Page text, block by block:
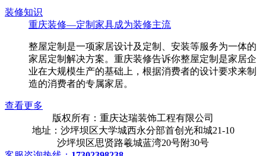
装修知识
重庆装修—定制家具成为装修主流
整屋定制是一项家居设计及定制、安装等服务为一体的
家居定制解决方案。重庆装修告诉你整屋定制是家居企
业在大规模生产的基础上，根据消费者的设计要求来制
造的消费者的专属家居。
查看更多
版权所有：重庆达瑞装饰工程有限公司
地址：沙坪坝区大学城西永分部首创光和城21-10
沙坪坝区思贤路羲城蓝湾20号附30号